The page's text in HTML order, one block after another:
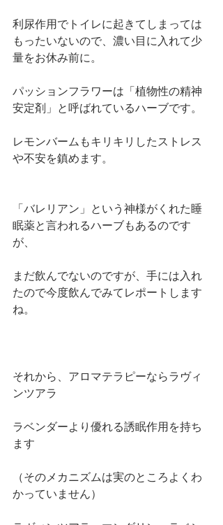
利尿作用でトイレに起きてしまっては
もったいないので、濃い目に入れて少
量をお休み前に。
パッションフラワーは「植物性の精神
安定剤」と呼ばれているハーブです。
レモンバームもキリキリしたストレス
や不安を鎮めます。
「バレリアン」という神様がくれた睡
眠薬と言われるハーブもあるのです
が、
まだ飲んでないのですが、手には入れ
たので今度飲んでみてレポートします
ね。
それから、アロマテラピーならラヴィ
ンツアラ
ラベンダーより優れる誘眠作用を持ち
ます
（そのメカニズムは実のところよくわ
かっていません）